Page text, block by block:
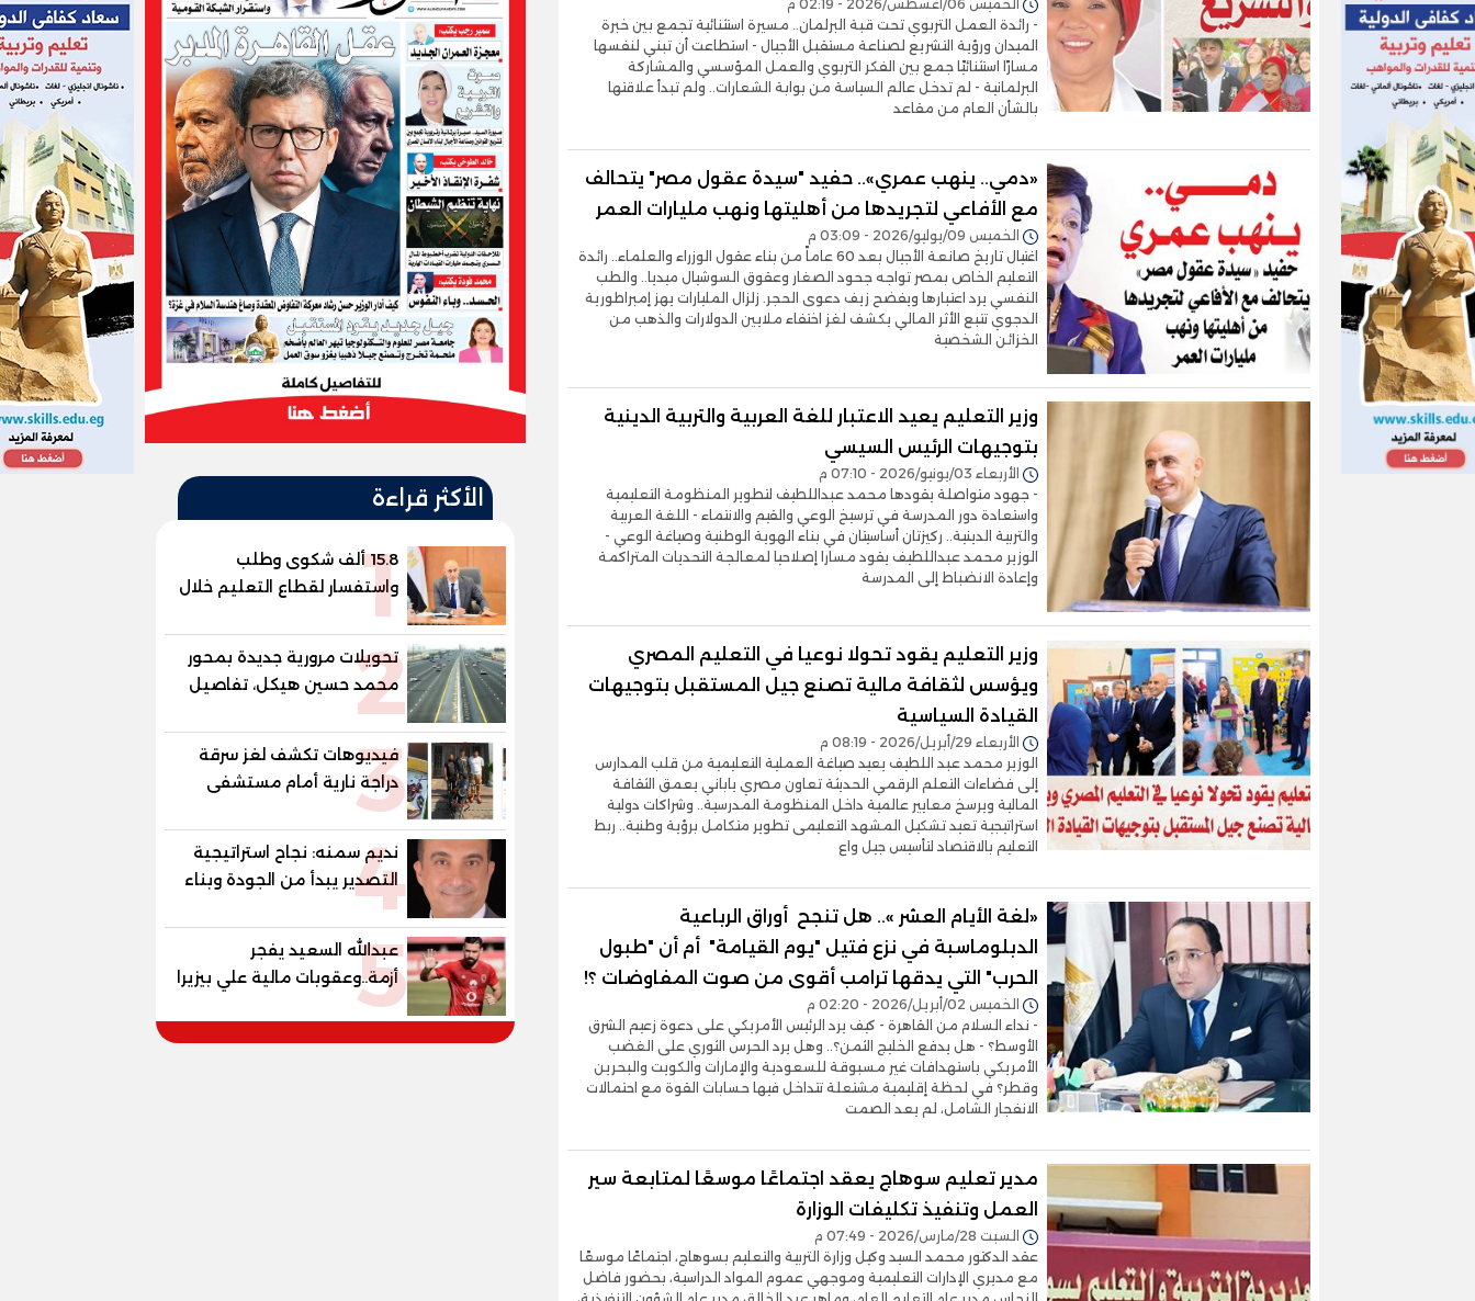
الخميس 06/أغسطس/2026 - 02:19 م
- رائدة العمل التربوي تحت قبة البرلمان.. مسيرة استثنائية تجمع بين خبرة
الميدان ورؤية التشريع لصناعة مستقبل الأجيال - استطاعت أن تبني لنفسها
مسارًا استثنائيًا جمع بين الفكر التربوي والعمل المؤسسي والمشاركة
البرلمانية - لم تدخل عالم السياسة من بوابة الشعارات.. ولم تبدأ علاقتها
بالشأن العام من مقاعد
«دمي.. ينهب عمري».. حفيد "سيدة عقول مصر" يتحالف
مع الأفاعي لتجريدها من أهليتها ونهب مليارات العمر
الخميس 09/يوليو/2026 - 03:09 م
اغتيال تاريخ صانعة الأجيال بعد 60 عاماً من بناء عقول الوزراء والعلماء.. رائدة
التعليم الخاص بمصر تواجه جحود الصغار وعقوق السوشيال ميديا.. والطب
النفسي يرد اعتبارها ويفضح زيف دعوى الحجر. زلزال المليارات يهز إمبراطورية
الدجوي تتبع الأثر المالي يكشف لغز اختفاء ملايين الدولارات والذهب من
الخزائن الشخصية
وزير التعليم يعيد الاعتبار للغة العربية والتربية الدينية
بتوجيهات الرئيس السيسي
الأربعاء 03/يونيو/2026 - 07:10 م
- جهود متواصلة يقودها محمد عبداللطيف لتطوير المنظومة التعليمية
واستعادة دور المدرسة في ترسيخ الوعي والقيم والانتماء - اللغة العربية
والتربية الدينية.. ركيزتان أساسيتان في بناء الهوية الوطنية وصياغة الوعي -
الوزير محمد عبداللطيف يقود مسارا إصلاحيا لمعالجة التحديات المتراكمة
وإعادة الانضباط إلى المدرسة
وزير التعليم يقود تحولا نوعيا في التعليم المصري
ويؤسس لثقافة مالية تصنع جيل المستقبل بتوجيهات
القيادة السياسية
الأربعاء 29/أبريل/2026 - 08:19 م
الوزير محمد عبد اللطيف يعيد صياغة العملية التعليمية من قلب المدارس
إلى فضاءات التعلم الرقمي الحديثة تعاون مصري ياباني يعمق الثقافة
المالية ويرسخ معايير عالمية داخل المنظومة المدرسية.. وشراكات دولية
استراتيجية تعيد تشكيل المشهد التعليمى تطوير متكامل برؤية وطنية.. ربط
التعليم بالاقتصاد لتأسيس جيل واع
«لغة الأيام العشر ».. هل تنجح أوراق الرباعية
الدبلوماسبة في نزع فتيل "يوم القيامة" أم أن "طبول
الحرب" التي يدقها ترامب أقوى من صوت المفاوضات ؟!
الخميس 02/أبريل/2026 - 02:20 م
- نداء السلام من القاهرة - كيف يرد الرئيس الأمريكي على دعوة زعيم الشرق
الأوسط؟ - هل يدفع الخليج الثمن؟.. وهل يرد الحرس الثوري على الغضب
الأمريكي باستهدافات غير مسبوقة للسعودية والإمارات والكويت والبحرين
وقطر؟ في لحظة إقليمية مشتعلة تتداخل فيها حسابات القوة مع احتمالات
الانفجار الشامل، لم يعد الصمت
مدير تعليم سوهاج يعقد اجتماعًا موسعًا لمتابعة سير
العمل وتنفيذ تكليفات الوزارة
السبت 28/مارس/2026 - 07:49 م
عقد الدكتور محمد السيد وكيل وزارة التربية والتعليم بسوهاج، اجتماعًا موسعًا
مع مديري الإدارات التعليمية وموجهي عموم المواد الدراسية، بحضور فاضل
الأكثر قراءة
115.8 ألف شكوى وطلب
واستفسار لقطاع التعليم خلال
يوليو.. استجابة فعالة لشكاوى
2
تحويلات مرورية جديدة بمحور
محمد حسين هيكل، تفاصيل
الغلق على مرحلتين
3
فيديوهات تكشف لغز سرقة
دراجة نارية أمام مستشفى
بمدينة نصر
4
نديم سمنه: نجاح استراتيجية
التصدير يبدأ من الجودة وبناء
الثقة في شعار "صنع في
مصر"
5
عبدالله السعيد يفجر
أزمة..وعقوبات مالية علي بيزيرا
وبانزا